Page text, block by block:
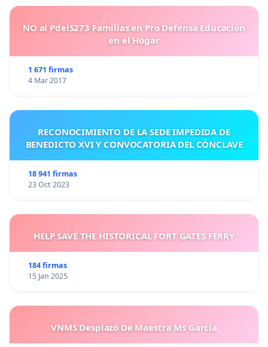
NO al PdelS273 Familias en Pro Defensa Educación
en el Hogar
1 671 firmas
4 Mar 2017
RECONOCIMIENTO DE LA SEDE IMPEDIDA DE
BENEDICTO XVI Y CONVOCATORIA DEL CÓNCLAVE
18 941 firmas
23 Oct 2023
HELP SAVE THE HISTORICAL FORT GATES FERRY
184 firmas
15 Jan 2025
VNMS Desplazó De Maestra Ms García